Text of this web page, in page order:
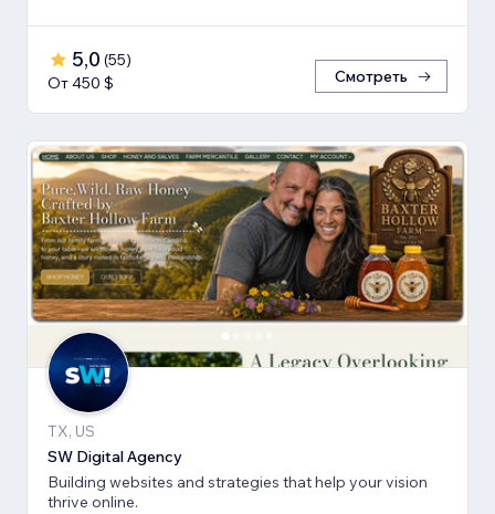
5,0 (55)
От 450 $
Смотреть
TX, US
SW Digital Agency
Building websites and strategies that help your vision
thrive online.